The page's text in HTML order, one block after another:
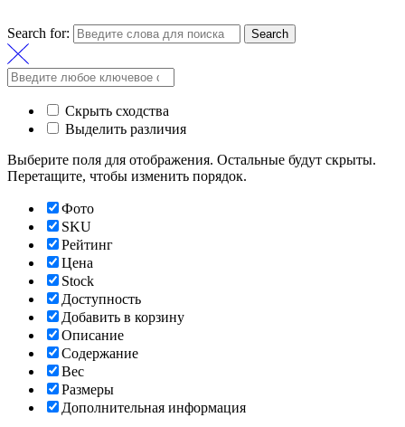
Search for: Search
Скрыть сходства
Выделить различия
Выберите поля для отображения. Остальные будут скрыты.
Перетащите, чтобы изменить порядок.
Фото
SKU
Рейтинг
Цена
Stock
Доступность
Добавить в корзину
Описание
Содержание
Вес
Размеры
Дополнительная информация